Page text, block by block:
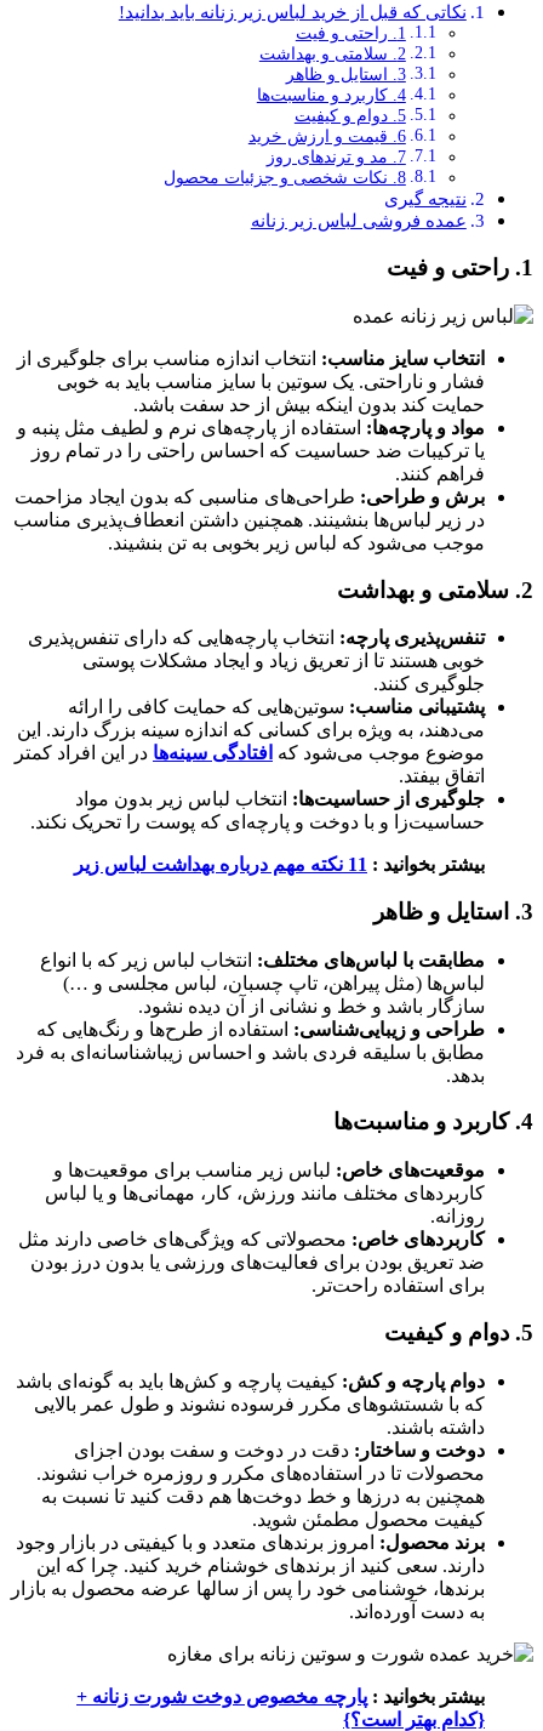
نکاتی که قبل از خرید لباس زیر زنانه باید بدانید!
1. راحتی و فیت
2. سلامتی و بهداشت
3. استایل و ظاهر
4. کاربرد و مناسبت‌ها
5. دوام و کیفیت
6. قیمت و ارزش خرید
7. مد و ترند‌های روز
8. نکات شخصی و جزئیات محصول
نتیجه گیری
عمده فروشی لباس زير زنانه
1. راحتی و فیت
انتخاب سایز مناسب: انتخاب اندازه مناسب برای جلوگیری از
فشار و ناراحتی. یک سوتین با سایز مناسب باید به خوبی
حمایت کند بدون اینکه بیش از حد سفت باشد.
مواد و پارچه‌ها: استفاده از پارچه‌های نرم و لطیف مثل پنبه و
یا ترکیبات ضد حساسیت که احساس راحتی را در تمام روز
فراهم کنند.
برش و طراحی: طراحی‌های مناسبی که بدون ایجاد مزاحمت
در زیر لباس‌ها بنشینند. همچنین داشتن انعطاف‌پذیری مناسب
موجب می‌شود که لباس زیر بخوبی به تن بنشیند.
2. سلامتی و بهداشت
تنفس‌پذیری پارچه: انتخاب پارچه‌هایی که دارای تنفس‌پذیری
خوبی هستند تا از تعریق زیاد و ایجاد مشکلات پوستی
جلوگیری کنند.
پشتیبانی مناسب: سوتین‌هایی که حمایت کافی را ارائه
می‌دهند، به ویژه برای کسانی که اندازه سینه بزرگ دارند. این
موضوع موجب می‌شود که افتادگی سینه‌ها در این افراد کمتر
اتفاق بیفتد.
جلوگیری از حساسیت‌ها: انتخاب لباس زیر بدون مواد
حساسیت‌زا و با دوخت و پارچه‌ای که پوست را تحریک نکند.
بیشتر بخوانید : 11 نکته مهم درباره بهداشت لباس زير
3. استایل و ظاهر
مطابقت با لباس‌های مختلف: انتخاب لباس زیر که با انواع
لباس‌ها (مثل پیراهن، تاپ چسبان، لباس مجلسی و …)
سازگار باشد و خط و نشانی از آن دیده نشود.
طراحی و زیبایی‌شناسی: استفاده از طرح‌ها و رنگ‌هایی که
مطابق با سلیقه فردی باشد و احساس زیباشناسانه‌ای به فرد
بدهد.
4. کاربرد و مناسبت‌ها
موقعیت‌های خاص: لباس زیر مناسب برای موقعیت‌ها و
کاربردهای مختلف مانند ورزش، کار، مهمانی‌ها و یا لباس
روزانه.
کاربردهای خاص: محصولاتی که ویژگی‌های خاصی دارند مثل
ضد تعریق بودن برای فعالیت‌های ورزشی یا بدون درز بودن
برای استفاده راحت‌تر.
5. دوام و کیفیت
دوام پارچه و کش: کیفیت پارچه و کش‌ها باید به گونه‌ای باشد
که با شستشو‌های مکرر فرسوده نشوند و طول عمر بالایی
داشته باشند.
دوخت و ساختار: دقت در دوخت و سفت بودن اجزای
محصولات تا در استفاده‌های مکرر و روزمره خراب نشوند.
همچنین به درزها و خط دوخت‌ها هم دقت کنید تا نسبت به
کیفیت محصول مطمئن شوید.
برند محصول: امروز برندهای متعدد و با کیفیتی در بازار وجود
دارند. سعی کنید از برندهای خوشنام خرید کنید. چرا که این
برندها، خوشنامی خود را پس از سالها عرضه محصول به بازار
به دست آورده‌اند.
بیشتر بخوانید : پارچه مخصوص دوخت شورت زنانه +
{کدام بهتر است؟}